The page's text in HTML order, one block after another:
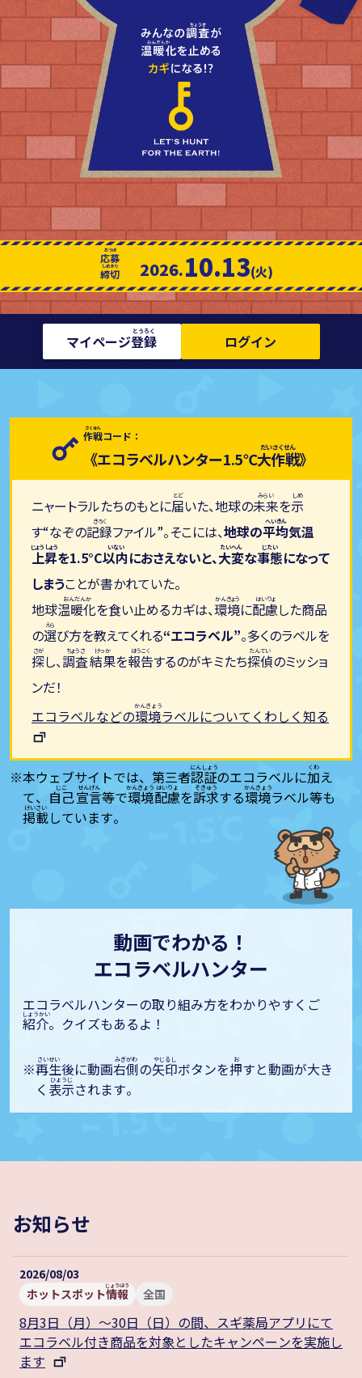
応募
締切
2026.10.13(火)
マイページ登録 ログイン
作戦コード：
《エコラベルハンター1.5℃大作戦》
ニャートラルたちのもとに届いた、地球の未来を示
す“なぞの記録ファイル”。そこには、地球の平均気温
上昇を1.5°C以内におさえないと、大変な事態になって
しまうことが書かれていた。
地球温暖化を食い止めるカギは、環境に配慮した商品
の選び方を教えてくれる“エコラベル”。多くのラベルを
探し、調査結果を報告するのがキミたち探偵のミッショ
ンだ！
エコラベルなどの環境ラベルについてくわしく知る
本ウェブサイトでは、第三者認証のエコラベルに加え
て、 自己宣言等で環境配慮を訴求する環境ラベル等も
掲載しています。
動画でわかる！
エコラベルハンター
エコラベルハンターの取り組み方をわかりやすくご
紹介。クイズもあるよ！
再生後に動画右側の矢印ボタンを押すと動画が大き
く 表示されます。
お知らせ
2026/08/03
ホットスポット情報 全国
8月3日（月）～30日（日）の間、スギ薬局アプリにて
エコラベル付き商品を対象としたキャンペーンを実施し
ます